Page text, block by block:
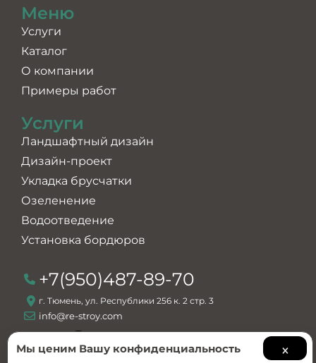
Меню
Услуги
Каталог
О компании
Примеры работ
Услуги
Ландшафтный дизайн
Дизайн-проект
Укладка брусчатки
Озеленение
Водоотведение
Установка бордюров
+7(950)487-89-70
г. Тюмень, ул. Республики 256 к. 2 стр. 3
info@re-stroy.com
×
Мы ценим Вашу конфиденциальность